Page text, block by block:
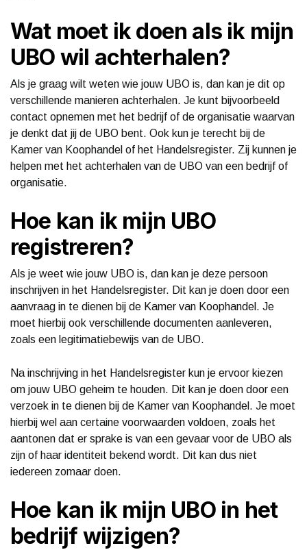
Wat moet ik doen als ik mijn
UBO wil achterhalen?
Als je graag wilt weten wie jouw UBO is, dan kan je dit op
verschillende manieren achterhalen. Je kunt bijvoorbeeld
contact opnemen met het bedrijf of de organisatie waarvan
je denkt dat jij de UBO bent. Ook kun je terecht bij de
Kamer van Koophandel of het Handelsregister. Zij kunnen je
helpen met het achterhalen van de UBO van een bedrijf of
organisatie.
Hoe kan ik mijn UBO
registreren?
Als je weet wie jouw UBO is, dan kan je deze persoon
inschrijven in het Handelsregister. Dit kan je doen door een
aanvraag in te dienen bij de Kamer van Koophandel. Je
moet hierbij ook verschillende documenten aanleveren,
zoals een legitimatiebewijs van de UBO.
Na inschrijving in het Handelsregister kun je ervoor kiezen
om jouw UBO geheim te houden. Dit kan je doen door een
verzoek in te dienen bij de Kamer van Koophandel. Je moet
hierbij wel aan certaine voorwaarden voldoen, zoals het
aantonen dat er sprake is van een gevaar voor de UBO als
zijn of haar identiteit bekend wordt. Dit kan dus niet
iedereen zomaar doen.
Hoe kan ik mijn UBO in het
bedrijf wijzigen?